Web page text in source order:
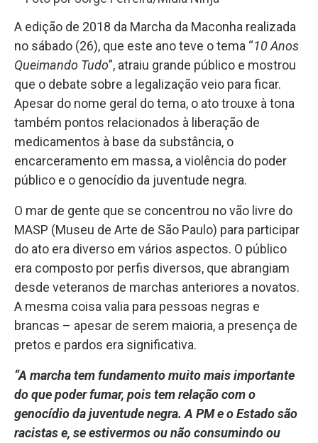
A edição de 2018 da Marcha da Maconha realizada
no sábado (26), que este ano teve o tema “10 Anos
Queimando Tudo”, atraiu grande público e mostrou
que o debate sobre a legalização veio para ficar.
Apesar do nome geral do tema, o ato trouxe à tona
também pontos relacionados à liberação de
medicamentos à base da substância, o
encarceramento em massa, a violência do poder
público e o genocídio da juventude negra.
O mar de gente que se concentrou no vão livre do
MASP (Museu de Arte de São Paulo) para participar
do ato era diverso em vários aspectos. O público
era composto por perfis diversos, que abrangiam
desde veteranos de marchas anteriores a novatos.
A mesma coisa valia para pessoas negras e
brancas – apesar de serem maioria, a presença de
pretos e pardos era significativa.
“A marcha tem fundamento muito mais importante
do que poder fumar, pois tem relação com o
genocídio da juventude negra. A PM e o Estado são
racistas e, se estivermos ou não consumindo ou